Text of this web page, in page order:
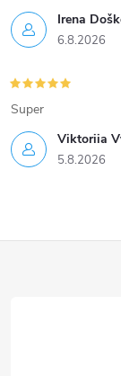
Irena
6.8.2026
Viktoriia
5.8.2026
Super